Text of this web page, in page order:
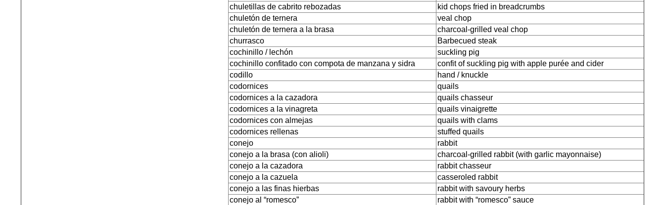
chuletillas de cabrito rebozadas
kid chops fried in breadcrumbs
chuletón de ternera
veal chop
chuletón de ternera a la brasa
charcoal-grilled veal chop
churrasco
Barbecued steak
cochinillo / lechón
suckling pig
cochinillo confitado con compota de manzana y sidra
confit of suckling pig with apple purée and cider
codillo
hand / knuckle
codornices
quails
codornices a la cazadora
quails chasseur
codornices a la vinagreta
quails vinaigrette
codornices con almejas
quails with clams
codornices rellenas
stuffed quails
conejo
rabbit
conejo a la brasa (con alioli)
charcoal-grilled rabbit (with garlic mayonnaise)
conejo a la cazadora
rabbit chasseur
conejo a la cazuela
casseroled rabbit
conejo a las finas hierbas
rabbit with savoury herbs
conejo al “romesco”
rabbit with “romesco” sauce